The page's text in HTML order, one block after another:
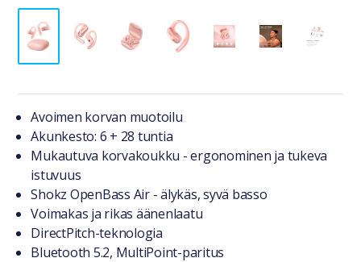
Tuotteesta lyhyesti
Avoimen korvan muotoilu
Akunkesto: 6 + 28 tuntia
Mukautuva korvakoukku - ergonominen ja tukeva
istuvuus
Shokz OpenBass Air - älykäs, syvä basso
Voimakas ja rikas äänenlaatu
DirectPitch-teknologia
Bluetooth 5.2, MultiPoint-paritus